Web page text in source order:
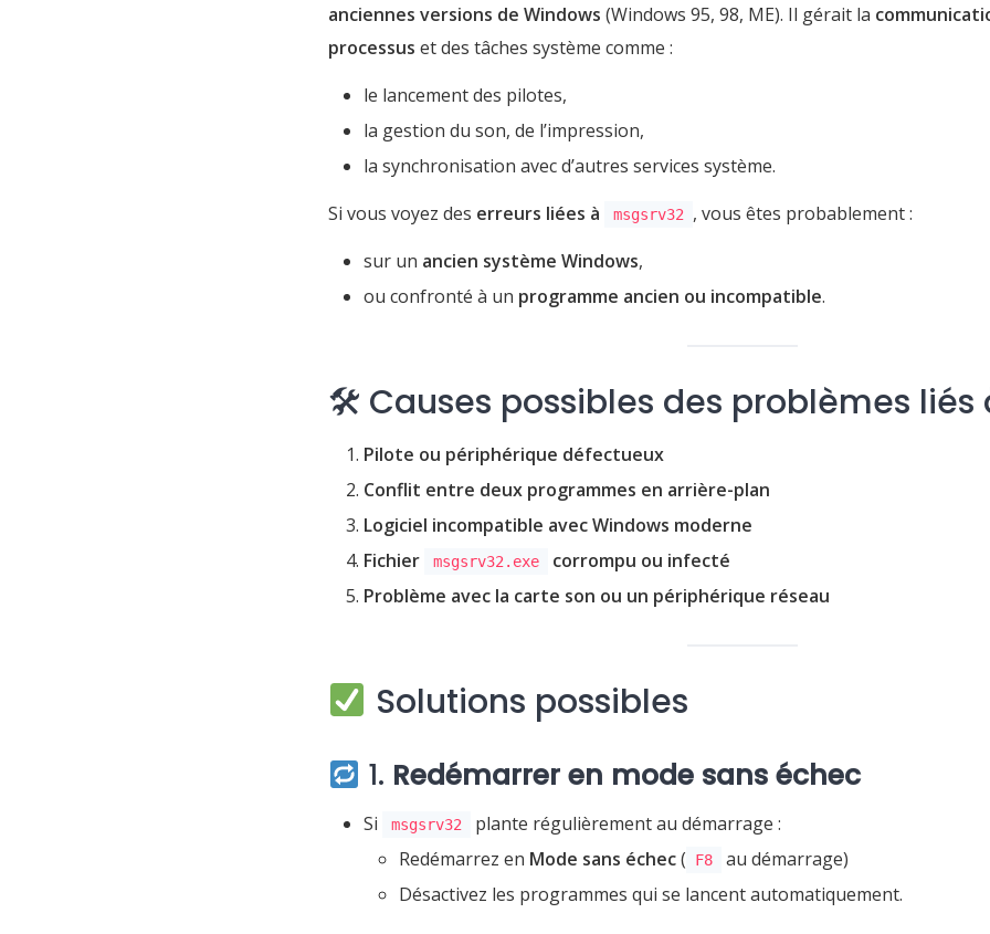
anciennes versions de Windows (Windows 95, 98, ME). Il gérait la
processus et des tâches système comme :
le lancement des pilotes,
la gestion du son, de l’impression,
la synchronisation avec d’autres services système.
Si vous voyez des erreurs liées à msgsrv32
, vous êtes probablement :
sur un ancien système Windows,
ou confronté à un programme ancien ou incompatible.
🛠 Causes possibles des problèmes liés
Pilote ou périphérique défectueux
Conflit entre deux programmes en arrière-plan
Logiciel incompatible avec Windows moderne
Fichier
msgsrv32.exe
corrompu ou infecté
Problème avec la carte son ou un périphérique réseau
Solutions possibles
1. Redémarrer en mode sans échec
Si msgsrv32
plante régulièrement au démarrage :
Redémarrez en Mode sans échec( F8
au démarrage)
Désactivez les programmes qui se lancent automatiquement.